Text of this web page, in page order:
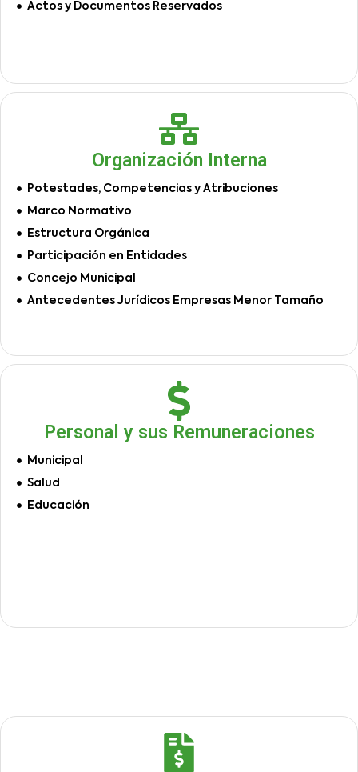
Actos y Documentos Reservados
Organización Interna
Potestades, Competencias y Atribuciones
Marco Normativo
Estructura Orgánica
Participación en Entidades
Concejo Municipal
Antecedentes Jurídicos Empresas Menor Tamaño
Personal y sus Remuneraciones
Municipal
Salud
Educación